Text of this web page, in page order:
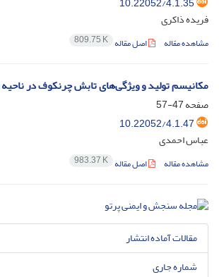
فریده ذاکری
مشاهده مقاله اصل مقاله 809.75 K
مکانیسم تولید و ویژگی‌های تابش چرنکوف در
صفحه47-57
10.22052/4.1.47
عباس احمدی
مشاهده مقاله اصل مقاله 983.37 K
مقالات آماده انتشار
شماره جاری